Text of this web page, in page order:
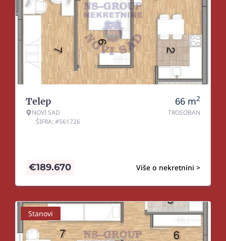
Telep
NOVI SAD
ŠIFRA: #561726
66 m2
TROSOBAN
Više o nekretnini >
€189.670
Stanovi